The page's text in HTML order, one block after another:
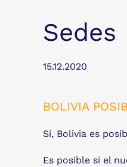
Sedes
15.12.2020
BOLIVIA
Sí, Bolivia es
Es posible si el